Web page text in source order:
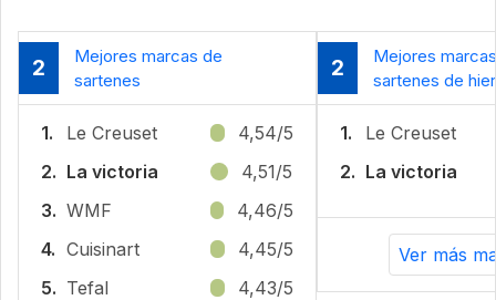
2
Mejores marcas de
sartenes
1. Le Creuset
4,54/5
2. La victoria
4,51/5
3. WMF
4,46/5
4. Cuisinart
4,45/5
5. Tefal 4,43/5
2
Mejores
sartenes de
1.
Le Creuset
2. La victoria
Ver más